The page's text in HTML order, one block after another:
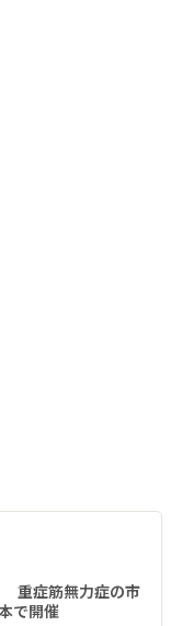
重症筋無力症の市
で開催